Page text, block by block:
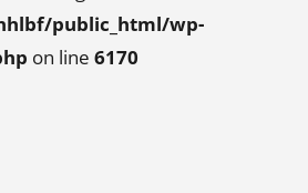
public_html/wp-
on line 6170